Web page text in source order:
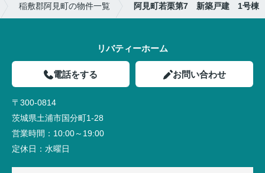
稲敷郡阿見町の物件一覧 阿見町若栗第7 新築戸建 1号棟
リバティーホーム
電話をする お問い合わせ
〒300-0814
茨城県土浦市国分町1-28
営業時間： 10:00～19:00
定休日： 水曜日